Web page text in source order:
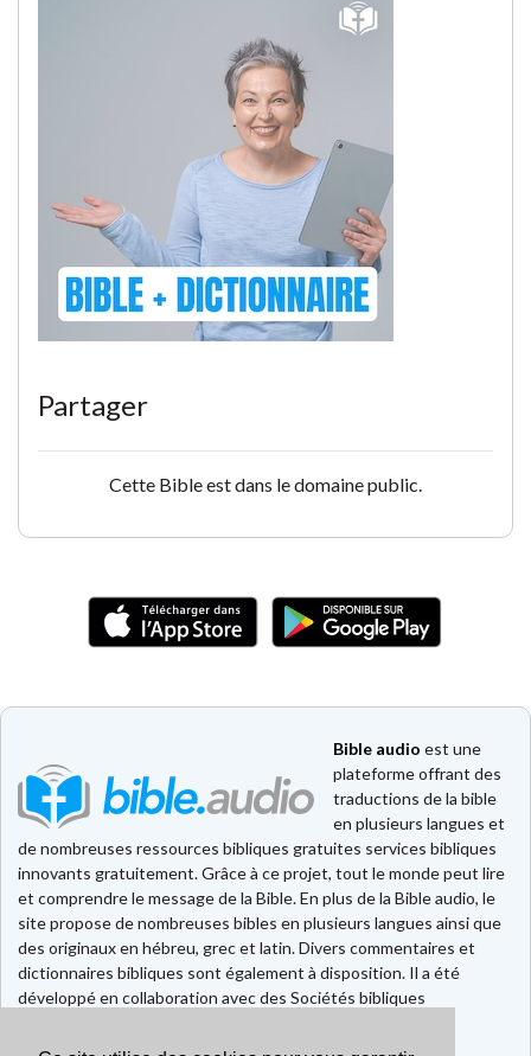
Partager
Cette Bible est dans le domaine public.
Bible audio est une
plateforme offrant des
traductions de la bible
en plusieurs langues et
de nombreuses ressources bibliques gratuites services bibliques
innovants gratuitement. Grâce à ce projet, tout le monde peut lire
et comprendre le message de la Bible. En plus de la Bible audio, le
site propose de nombreuses bibles en plusieurs langues ainsi que
des originaux en hébreu, grec et latin. Divers commentaires et
dictionnaires bibliques sont également à disposition. Il a été
développé en collaboration avec des Sociétés bibliques